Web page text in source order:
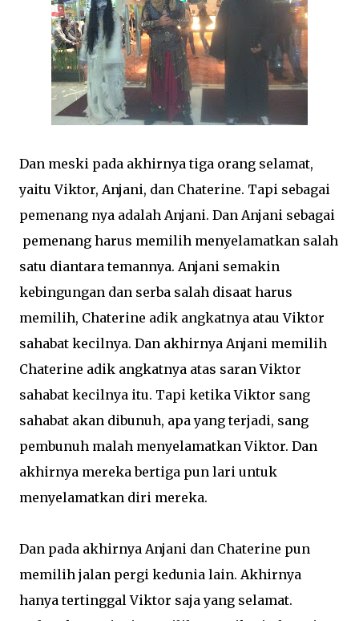
Dan meski pada akhirnya tiga orang selamat,
yaitu Viktor, Anjani, dan Chaterine. Tapi sebagai
pemenang nya adalah Anjani. Dan Anjani sebagai
pemenang harus memilih menyelamatkan salah
satu diantara temannya. Anjani semakin
kebingungan dan serba salah disaat harus
memilih, Chaterine adik angkatnya atau Viktor
sahabat kecilnya. Dan akhirnya Anjani memilih
Chaterine adik angkatnya atas saran Viktor
sahabat kecilnya itu. Tapi ketika Viktor sang
sahabat akan dibunuh, apa yang terjadi, sang
pembunuh malah menyelamatkan Viktor. Dan
akhirnya mereka bertiga pun lari untuk
menyelamatkan diri mereka.
Dan pada akhirnya Anjani dan Chaterine pun
memilih jalan pergi kedunia lain. Akhirnya
hanya tertinggal Viktor saja yang selamat.